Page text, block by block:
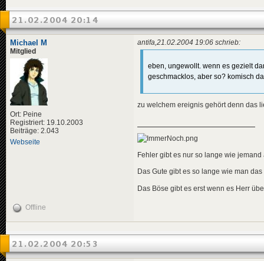
21.02.2004 20:14
Michael M
Mitglied
Ort: Peine
Registriert: 19.10.2003
Beiträge: 2.043
Webseite
antifa,21.02.2004 19:06 schrieb:
eben, ungewollt. wenn es gezielt
geschmacklos, aber so? komisch
zu welchem ereignis gehört denn das
Fehler gibt es nur so lange wie jemand
Das Gute gibt es so lange wie man
Das Böse gibt es erst wenn es Herr
Offline
21.02.2004 20:53